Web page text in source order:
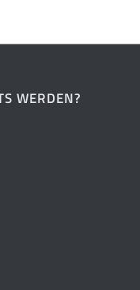
WERDEN?